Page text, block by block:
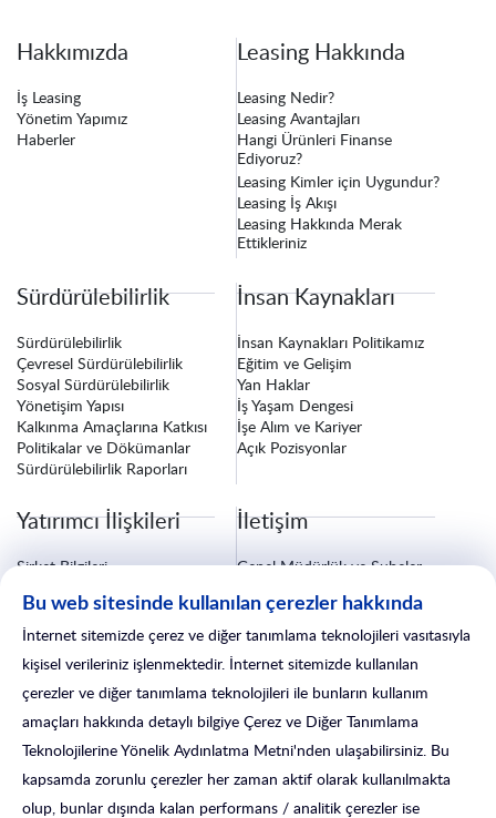
Hakkımızda
İş Leasing
Yönetim Yapımız
Haberler
Leasing Hakkında
Leasing Nedir?
Leasing Avantajları
Hangi Ürünleri Finanse
Ediyoruz?
Leasing Kimler için Uygundur?
Leasing İş Akışı
Leasing Hakkında Merak
Ettikleriniz
Sürdürülebilirlik
Sürdürülebilirlik
Çevresel Sürdürülebilirlik
Sosyal Sürdürülebilirlik
Yönetişim Yapısı
Kalkınma Amaçlarına Katkısı
Politikalar ve Dökümanlar
Sürdürülebilirlik Raporları
İnsan Kaynakları
İnsan Kaynakları Politikamız
Eğitim ve Gelişim
Yan Haklar
İş Yaşam Dengesi
İşe Alım ve Kariyer
Açık Pozisyonlar
Yatırımcı İlişkileri
Şirket Bilgileri
Özel Durum Açıklamaları
Kurumsal Yönetim
Yatırımcı İlişkileri Formu
İletişim
Genel Müdürlük ve Şubeler
Fatura ve Tebligat Bilgileri
Sigorta İşlemleri
Satış Sonrası Hizmetler
Bu web sitesinde kullanılan çerezler hakkında
İnternet sitemizde çerez ve diğer tanımlama teknolojileri vasıtasıyla
kişisel verileriniz işlenmektedir. İnternet sitemizde kullanılan
çerezler ve diğer tanımlama teknolojileri ile bunların kullanım
amaçları hakkında detaylı bilgiye Çerez ve Diğer Tanımlama
Teknolojilerine Yönelik Aydınlatma Metni'nden ulaşabilirsiniz. Bu
kapsamda zorunlu çerezler her zaman aktif olarak kullanılmakta
olup, bunlar dışında kalan performans / analitik çerezler ise